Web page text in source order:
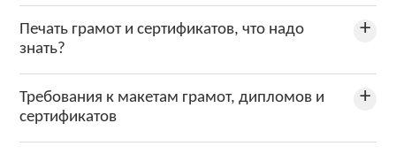
Печать грамот и сертификатов, что надо
знать?
Требования к макетам грамот, дипломов и
сертификатов